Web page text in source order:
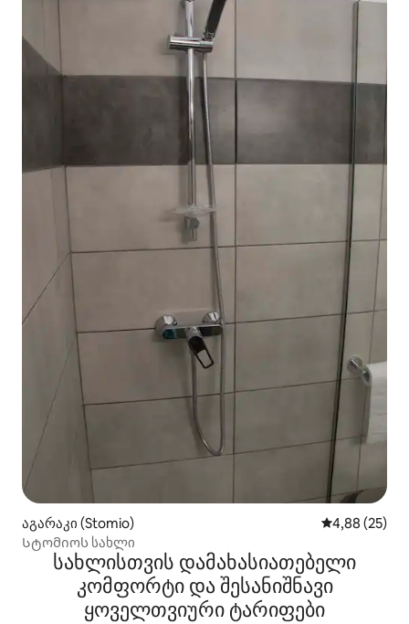
აგარაკი (Stomio) საშუალო
4,88 (25)
Სტომიოს სახლი
სახლისთვის დამახასიათებელი
კომფორტი და შესანიშნავი
ყოველთვიური ტარიფები